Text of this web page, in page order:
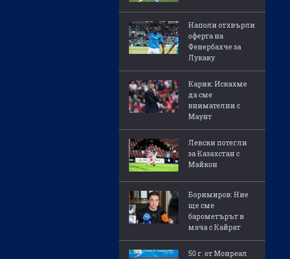
Наполи отхвърли
оферта на
Фенербахче за
Лукаку
Карик: Искахме
да сме
внимателни с
Маунт
Левски потегли
за Казахстан с
Майкон
Боримиров: Ние
ще сме
барометърът в
мача с Кайрат
50 г. от Монреал